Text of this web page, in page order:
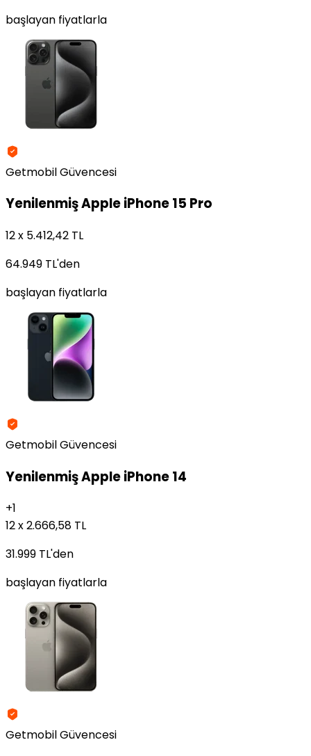
başlayan fiyatlarla
Getmobil Güvencesi
YenilenmişApple iPhone 15 Pro
12 x 5.412,42 TL
64.949 TL'den
başlayan fiyatlarla
Getmobil Güvencesi
YenilenmişApple iPhone 14
+1
12 x 2.666,58 TL
31.999 TL'den
başlayan fiyatlarla
Getmobil Güvencesi